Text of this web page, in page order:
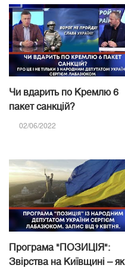
Чи вдарить по Кремлю 6
пакет санкцій?
02/06/2022
Програма "ПОЗИЦІЯ":
Звірства на Київщині – як